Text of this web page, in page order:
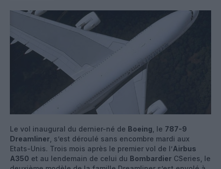
Le vol inaugural du dernier-né de Boeing , le 787-9
Dreamliner , s’est déroulé sans encombre mardi aux
Etats-Unis. Trois mois après le premier vol de l’Airbus
A350 et au lendemain de celui du Bombardier CSeries, le